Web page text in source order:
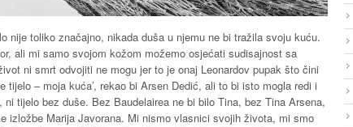
nije toliko značajno, nikada duša u njemu ne bi tražila svoju kuću.
ali mi samo svojom kožom možemo osjećati sudisajnost sa
ni smrt odvojiti ne mogu jer to je onaj Leonardov pupak što čini
tijelo – moja kuća’, rekao bi Arsen Dedić, ali to bi isto mogla redi i
tijelo bez duše. Bez Baudelairea ne bi bilo Tina, bez Tina Arsena,
izložbe Marija Javorana. Mi nismo vlasnici svojih života, mi smo